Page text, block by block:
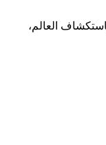
العالم،